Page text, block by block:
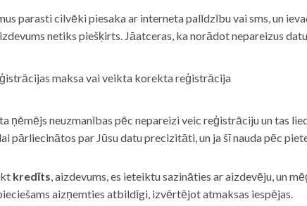
parasti cilvēki piesaka ar interneta palīdzību vai sms, un
netiks piešķirts. Jāatceras, ka norādot nepareizus
maksa vai veikta korekta reģistrācija
ņēmējs neuzmanības pēc nepareizi veic reģistrāciju un tas
pārliecinātos par Jūsu datu precizitāti, un ja šī nauda pēc
kredīts, aizdevums, es ieteiktu sazināties ar aizdevēju, un
aizņemties atbildīgi, izvērtējot atmaksas iespējas.